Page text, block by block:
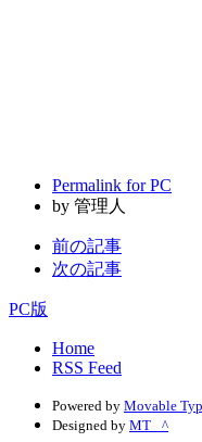
Permalink for PC
by 管理人
前の記事
次の記事
PC版
Home
RSS Feed
Powered by Movable
Designed by MT _^